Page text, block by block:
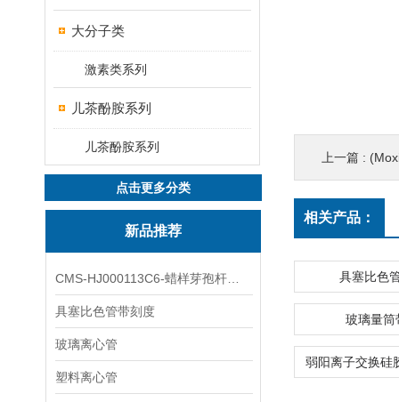
大分子类
激素类系列
儿茶酚胺系列
儿茶酚胺系列
点击更多分类
新品推荐
具塞比色管带刻度
玻璃离心管
塑料离心管
上一篇 :
相关产品：
具塞比色
玻璃量筒